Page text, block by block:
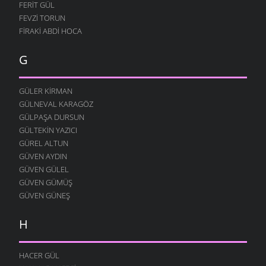
GÖR ÖĞRETMENIM
5 ARALIK 2009
26 KASIM 2009
ÖĞRETMEN
23 KASIM 2009
İNSAN OLALIM BEYLER
23 KASIM 2009
SEVDAN ETTI
21 KASIM 2009
DOĞAYI ÖZLERDIK
21 KASIM 2009
SÖZÜM ANLAYANA
HALI PERIŞAN
13 KASIM 2009
KÖYDE SENI BEKLIYOR
FERIT GÜL
FEVZI TORUN
FIRAKI ABDI HOCA
G
GÜLER KIRMAN
GÜLNEVAL KARAGÖZ
GÜLPAŞA DURSUN
GÜLTEKIN YAZICI
GÜREL ALTUN
GÜVEN AYDIN
GÜVEN GÜLEL
GÜVEN GÜMÜŞ
GÜVEN GÜNEŞ
H
HACER GÜL